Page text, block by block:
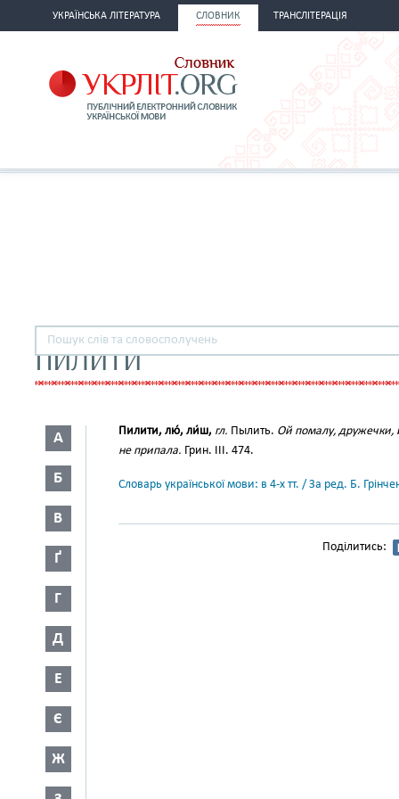
УКРАЇНСЬКА ЛІТЕРАТУРА СЛОВНИК ТРАНСЛІТЕРАЦІЯ
ПИЛИТИ
А
Б
В
Ґ
Г
Д
Е
Є
Ж
Пилити, лю́, ли́ш, гл. Пылить. Ой помалу, дружечки,
не припала. Грин. III. 474.
Словарь української мови: в 4-х тт. / За ред. Б.
Поділитись: